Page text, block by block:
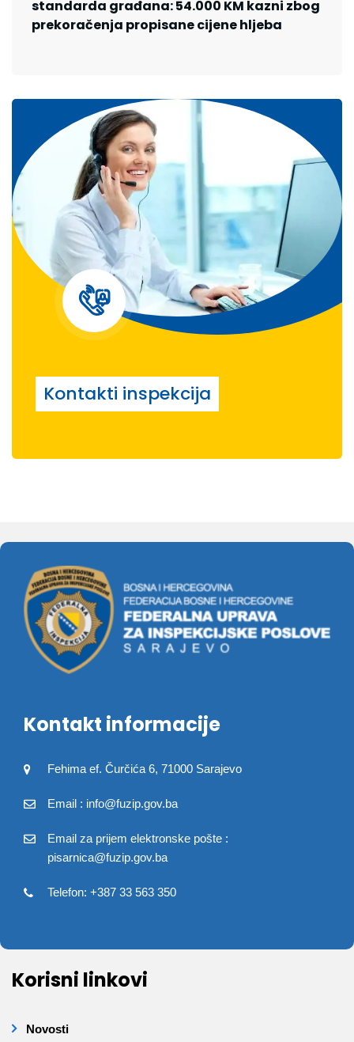
standarda građana: 54.000 KM kazni zbog
prekoračenja propisane cijene hljeba
Kontakti inspekcija
Kontakt informacije
Fehima ef. Čurčića 6, 71000 Sarajevo
Email : info@fuzip.gov.ba
Email za prijem elektronske pošte :
pisarnica@fuzip.gov.ba
Telefon: +387 33 563 350
Korisni linkovi
Novosti